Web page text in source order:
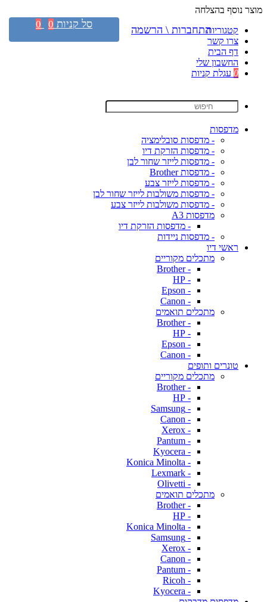
מוצר נוסף בהצלחה
קטגוריות
צרו קשר
דף הבית
החשבון שלי
0 עגלת קניות
מדפסות
- מדפסות סובלימציה
- מדפסות הזרקת דיו
- מדפסות לייזר שחור לבן
- מדפסות Brother
- מדפסות לייזר צבע
- מדפסות משולבות לייזר שחור לבן
- מדפסות משולבות לייזר צבע
מדפסות A3
- מדפסות הזרקת דיו
- מדפסות ניידות
ראשי דיו
מתכלים מקוריים
- Brother
- HP
- Epson
- Canon
מתכלים תואמים
- Brother
- HP
- Epson
- Canon
טונרים ותופים
מתכלים מקוריים
- Brother
- HP
- Samsung
- Canon
- Xerox
- Pantum
- Kyocera
- Konica Minolta
- Lexmark
- Olivetti
מתכלים תואמים
- Brother
- HP
- Konica Minolta
- Samsung
- Xerox
- Canon
- Pantum
- Ricoh
- Kyocera
התחברות \ הרשמה סל קניות 0
0